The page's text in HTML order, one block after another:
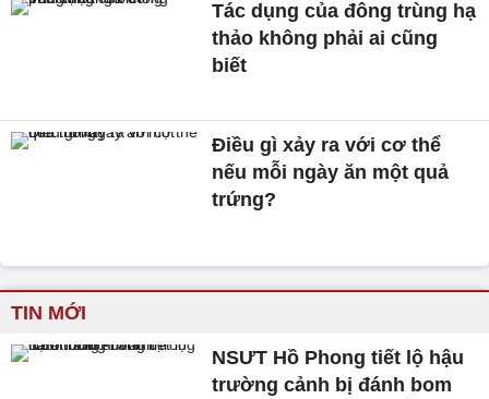
Tác dụng của đông trùng hạ
thảo không phải ai cũng
biết
Điều gì xảy ra với cơ thể
nếu mỗi ngày ăn một quả
trứng?
TIN MỚI
NSƯT Hồ Phong tiết lộ hậu
trường cảnh bị đánh bom